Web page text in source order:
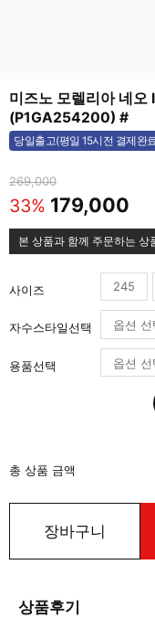
미즈노 모렐리아 네오
(P1GA254200) #
당일출고(평일 15시전 결제완
269,000
33% 179,000
본 상품과 함께 주문하는 상
사이즈 245
자수스타일선택
용품선택
총 상품 금액
장바구니
상품후기